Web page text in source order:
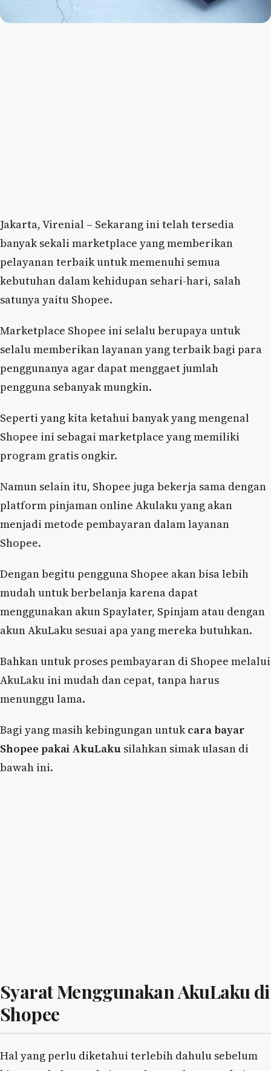
Jakarta, Virenial – Sekarang ini telah tersedia
banyak sekali marketplace yang memberikan
pelayanan terbaik untuk memenuhi semua
kebutuhan dalam kehidupan sehari-hari, salah
satunya yaitu Shopee.
Marketplace Shopee ini selalu berupaya untuk
selalu memberikan layanan yang terbaik bagi para
penggunanya agar dapat menggaet jumlah
pengguna sebanyak mungkin.
Seperti yang kita ketahui banyak yang mengenal
Shopee ini sebagai marketplace yang memiliki
program gratis ongkir.
Namun selain itu, Shopee juga bekerja sama dengan
platform pinjaman online Akulaku yang akan
menjadi metode pembayaran dalam layanan
Shopee.
Dengan begitu pengguna Shopee akan bisa lebih
mudah untuk berbelanja karena dapat
menggunakan akun Spaylater, Spinjam atau dengan
akun AkuLaku sesuai apa yang mereka butuhkan.
Bahkan untuk proses pembayaran di Shopee melalui
AkuLaku ini mudah dan cepat, tanpa harus
menunggu lama.
Bagi yang masih kebingungan untukcara bayar
Shopee pakai AkuLaku silahkan simak ulasan di
bawah ini.
Syarat Menggunakan AkuLaku di
Shopee
Hal yang perlu diketahui terlebih dahulu sebelum